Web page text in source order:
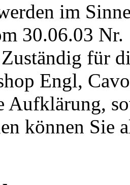
im
30.06.03
für
Engl,
Aufklärung,
können Sie